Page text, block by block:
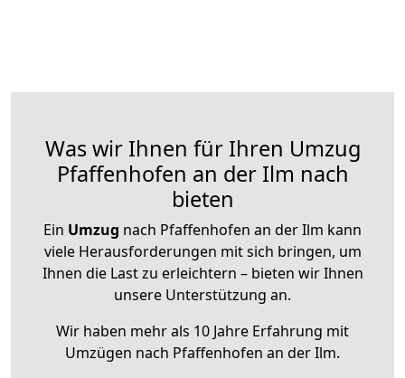
Was wir Ihnen für Ihren Umzug
Pfaffenhofen an der Ilm nach
bieten
Ein Umzug nach Pfaffenhofen an der Ilm kann
viele Herausforderungen mit sich bringen, um
Ihnen die Last zu erleichtern – bieten wir Ihnen
unsere Unterstützung an.
Wir haben mehr als 10 Jahre Erfahrung mit
Umzügen nach Pfaffenhofen an der Ilm.